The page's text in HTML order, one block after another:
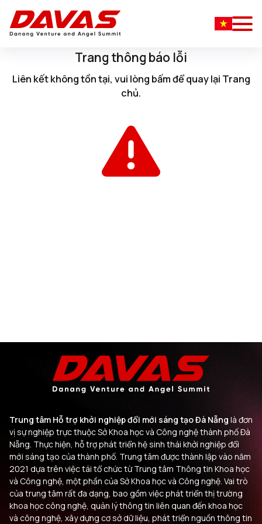
Trang thông báo lỗi
Liên kết không tồn tại, vui lòng bấmđể quay lại Trang
chủ.
Trung tâm Hỗ trợ khởi nghiệp đổi mới sáng tạo Đà Nẵng là đơn
vị sự nghiệp trực thuộc Sở Khoa học và Công nghệ thành phố Đà
Nẵng. Thực hiện, hỗ trợ phát triển hệ sinh thái khởi nghiệp đổi
mới sáng tạo của thành phố. Trung tâm được thành lập vào năm
2021 dựa trên việc tái tổ chức từ Trung tâm Thông tin Khoa học
và Công nghệ, một phần của Sở Khoa học và Công nghệ. Vai trò
của trung tâm rất đa dạng, bao gồm việc phát triển thị trường
khoa học công nghệ, quản lý thông tin liên quan đến khoa học
và công nghệ, xây dựng cơ sở dữ liệu, phát triển nguồn thông tin